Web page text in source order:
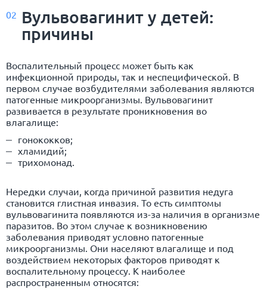
02 Вульвовагинит у детей:
причины
Воспалительный процесс может быть как
инфекционной природы, так и неспецифической. В
первом случае возбудителями заболевания являются
патогенные микроорганизмы. Вульвовагинит
развивается в результате проникновения во
влагалище:
гонококков;
хламидий;
трихомонад.
Нередки случаи, когда причиной развития недуга
становится глистная инвазия. То есть симптомы
вульвовагинита появляются из-за наличия в организме
паразитов. Во этом случае к возникновению
заболевания приводят условно патогенные
микроорганизмы. Они населяют влагалище и под
воздействием некоторых факторов приводят к
воспалительному процессу. К наиболее
распространенным относятся: